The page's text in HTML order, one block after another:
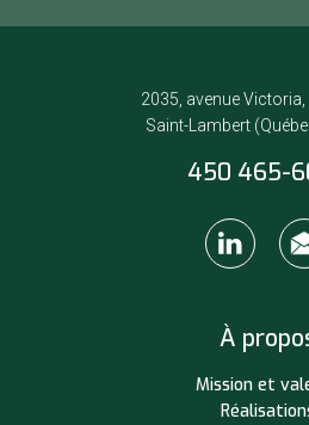
2035, avenue
Saint-Lambert
450 465-
À
Mission et